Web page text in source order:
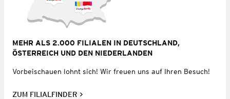
MEHR ALS 2.000 FILIALEN IN DEUTSCHLAND,
ÖSTERREICH UND DEN NIEDERLANDEN
Vorbeischauen lohnt sich! Wir freuen uns auf Ihren Besuch!
ZUM FILIALFINDER